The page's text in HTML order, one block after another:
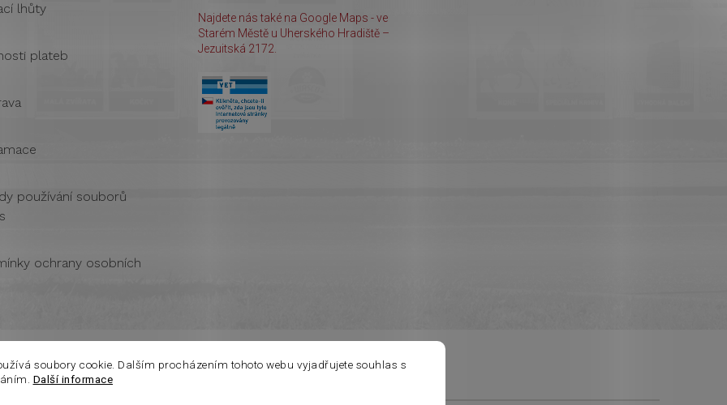
soubory cookie. Dalším procházením tohoto webu vyjadřujete souhlas s
Další informace
lhůty
plateb
používání souborů
ochrany osobních
Najdete nás také na Google Maps - ve
Starém Městě u Uherského Hradiště –
Jezuitská 2172.